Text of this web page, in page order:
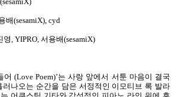
배(sesamiX), cyd
영, YIPRO, 서용배(sesamiX)
어 (Love Poem)’는 사랑 앞에서 서툰 마음이 결국
러나오는 순간을 담은 서정적인 이모티브 록 발라